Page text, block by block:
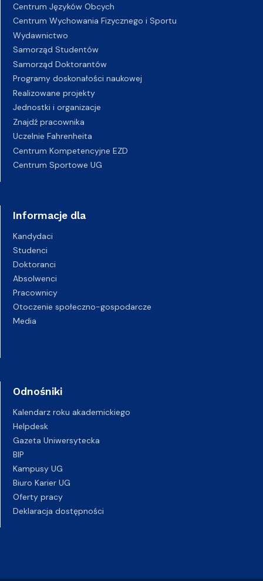
Centrum Języków Obcych
Centrum Wychowania Fizycznego i Sportu
Wydawnictwo
Samorząd Studentów
Samorząd Doktorantów
Programy doskonałości naukowej
Realizowane projekty
Jednostki i organizacje
Znajdź pracownika
Uczelnie Fahrenheita
Centrum Kompetencyjne EZD
Centrum Sportowe UG
Informacje dla
Kandydaci
Studenci
Doktoranci
Absolwenci
Pracownicy
Otoczenie społeczno-gospodarcze
Media
Odnośniki
Kalendarz roku akademickiego
Helpdesk
Gazeta Uniwersytecka
BIP
Kampusy UG
Biuro Karier UG
Oferty pracy
Deklaracja dostępności